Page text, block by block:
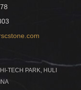
TECH PARK, HULI